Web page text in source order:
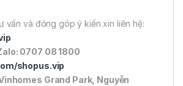
vấn và đóng góp ý kiến xin liên hệ:
0707 08 1800
shopus.vip
Grand Park, Nguyễn